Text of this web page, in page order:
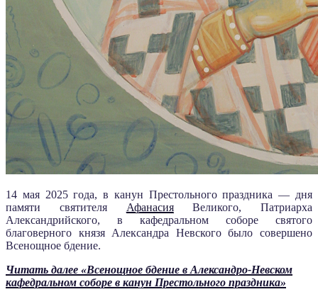
14 мая 2025 года, в канун Престольного праздника — дня
памяти святителя АфанасияВеликого, Патриарха
Александрийского, в кафедральном соборе святого
благоверного князя Александра Невского было совершено
Всенощное бдение.
Читать далее «Всенощное бдение в Александро-Невском
кафедральном соборе в канун Престольного праздника»